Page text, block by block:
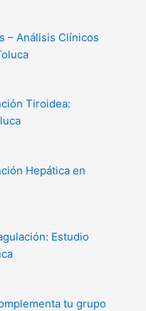
– Análisis Clínicos
Tiroidea:
Hepática en
Estudio
tu grupo